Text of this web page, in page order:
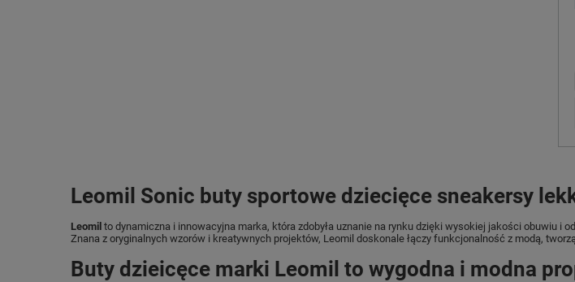
Leomil Sonic buty sportowe dziecięce sneakersy
Leomil to dynamiczna i innowacyjna marka, która zdobyła uznanie na rynku dzięki wysokiej jakości obuwiu
Znana z oryginalnych wzorów i kreatywnych projektów, Leomil doskonale łączy funkcjonalność z modą,
Buty dzieicęce marki Leomil to wygodna i modna